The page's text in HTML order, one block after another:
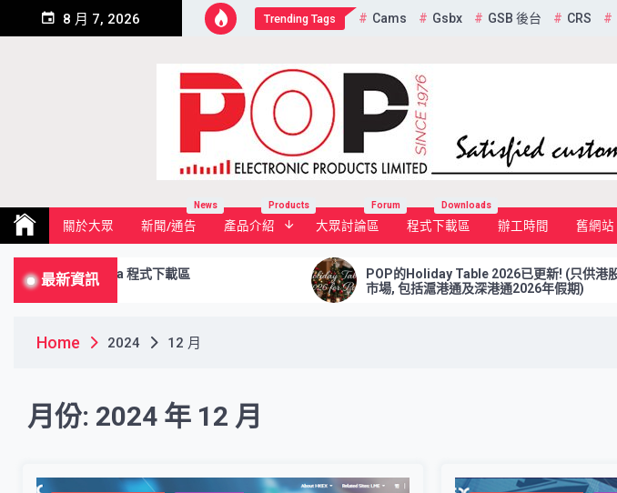
8 月 7, 2026 Trending Tags Cams Gsbx GSB 後台 CRS
Pop Electronic Products Limited
關於大眾 新聞/通告
News
產品介紹
Products
大眾討論區
Forum
程式下載區
Downloads
辦工時間 舊網站
最新資訊
Area 程式下載區
POP的Holiday Table 2026已更新! (只供港股
市場, 包括滬港通及深港通2026年假期)
Home 2024 12 月
月份: 2024 年 12 月